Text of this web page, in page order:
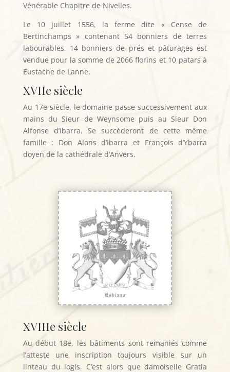
Vénérable Chapitre de Nivelles.
Le 10 juillet 1556, la ferme dite « Cense de
Bertinchamps » contenant 54 bonniers de terres
labourables, 14 bonniers de prés et pâturages est
vendue pour la somme de 2066 florins et 10 patars à
Eustache de Lanne.
XVIIe siècle
Au 17e siècle, le domaine passe successivement aux
mains du Sieur de Weynsome puis au Sieur Don
Alfonse d’Ibarra. Se succèderont de cette même
famille : Don Alons d’Ibarra et François d’Ybarra
doyen de la cathédrale d’Anvers.
XVIIIe siècle
Au début 18e, les bâtiments sont remaniés comme
l’atteste une inscription toujours visible sur un
linteau du logis. C’est alors que damoiselle Gratia